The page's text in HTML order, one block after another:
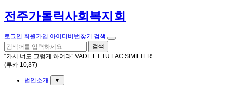
전주가톨릭사회복지회
로그인 회원가입 아이디비번찾기
검색
검색
“가서 너도 그렇게 하여라” VADE ET TU FAC SIMILTER
(루카 10,37)
법인소개
▼